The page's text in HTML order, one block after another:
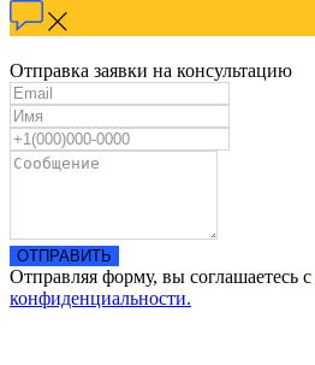
Отправка заявки на консультацию
ОТПРАВИТЬ
Отправляя форму, вы соглашаетесь с
конфиденциальности.